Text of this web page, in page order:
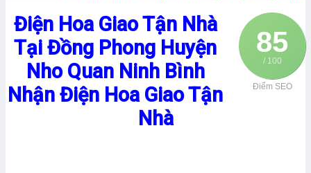
85
/ 100
Điểm SEO
Điện Hoa Giao Tận Nhà
Tại Đồng Phong Huyện
Nho Quan Ninh Bình
Nhận Điện Hoa Giao Tận
Nhà